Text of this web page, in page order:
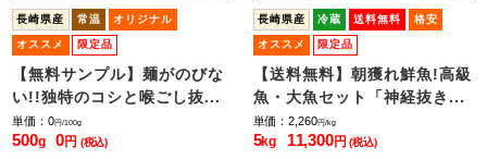
長崎県産 常温 オリジナル
オススメ 限定品
【無料サンプル】麺がのびな
い!!独特のコシと喉ごし抜...
単価：0円/100g
500g 0円 (税込)
長崎県産 冷蔵 送料無料 格安
オススメ 限定品
【送料無料】朝獲れ鮮魚!高級
魚・大魚セット「神経抜き...
単価：2,260円/kg
5kg 11,300円(税込)